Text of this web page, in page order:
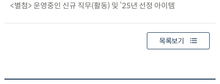
<별첨> 운영중인 신규 직무(활동) 및 ’25년 선정 아이템
목록보기